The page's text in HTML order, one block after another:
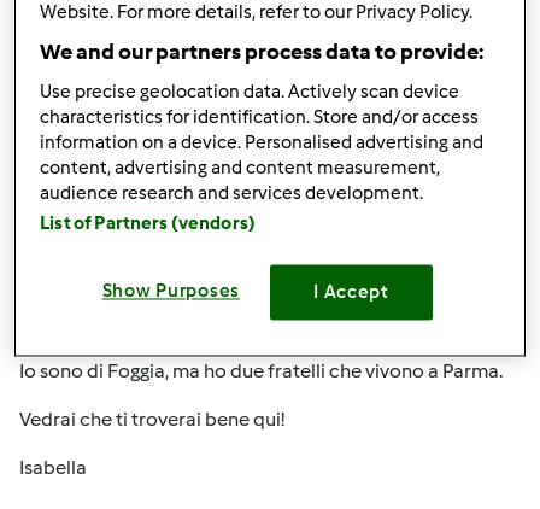
Anonimo (non verificato)
Mer, 03/10/2010 - 14:31
Io sono di Foggia, ma ho due fratelli che vivono a Parma.
Vedrai che ti troverai bene qui!
Isabella
Website. For more details, refer to our Privacy Policy.
We and our partners process data to provide:
Use precise geolocation data. Actively scan device
characteristics for identification. Store and/or access
information on a device. Personalised advertising and
content, advertising and content measurement,
audience research and services development.
List of Partners (vendors)
Show Purposes I Accept